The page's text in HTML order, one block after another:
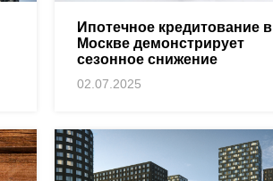
Ипотечное кредитование в
Москве демонстрирует
сезонное снижение
02.07.2025